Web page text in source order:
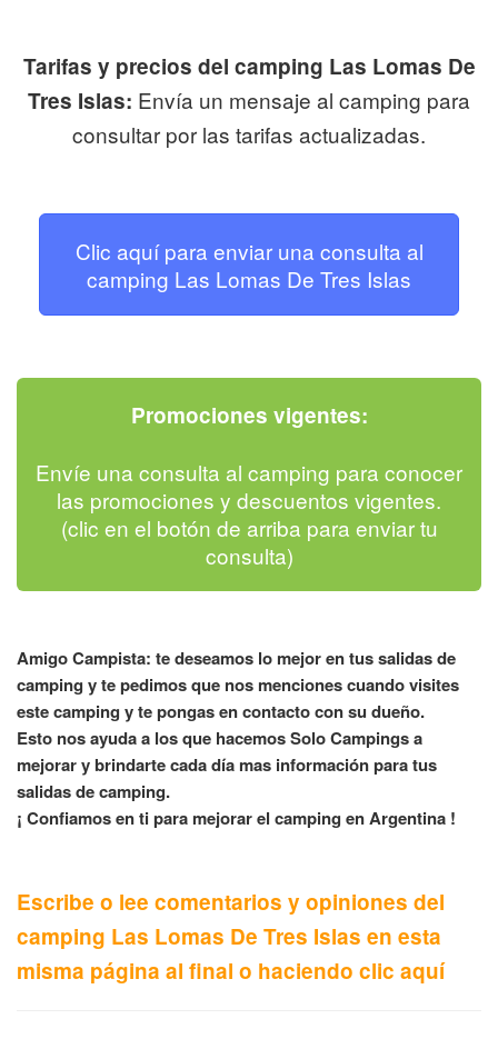
Tarifas y precios del camping Las Lomas De
Tres Islas: Envía un mensaje al camping para
consultar por las tarifas actualizadas.
Clic aquí para enviar una consulta al
camping Las Lomas De Tres Islas
Promociones vigentes:
Envíe una consulta al camping para conocer
las promociones y descuentos vigentes.
(clic en el botón de arriba para enviar tu
consulta)
Amigo Campista: te deseamos lo mejor en tus salidas de
camping y te pedimos que nos menciones cuando visites
este camping y te pongas en contacto con su dueño.
Esto nos ayuda a los que hacemos Solo Campings a
mejorar y brindarte cada día mas información para tus
salidas de camping.
¡ Confiamos en ti para mejorar el camping en Argentina !
Escribe o lee comentarios y opiniones del
camping Las Lomas De Tres Islas en esta
misma página al final o haciendo clic aquí